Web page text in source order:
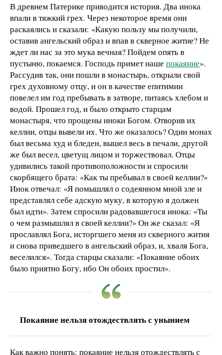
В древнем Патерике приводится история. Два инока
впали в тяжкий грех. Через некоторое время они
раскаялись и сказали: «Какую пользу мы получили,
оставив ангельский образ и впав в скверное житие? Не
ждет ли нас за это мука вечная? Пойдем опять в
пустыню, покаемся. Господь примет наше покаяние».
Рассудив так, они пошли в монастырь, открыли свой
грех духовному отцу, и он в качестве епитимии
повелел им год пребывать в затворе, питаясь хлебом и
водой. Прошел год, и было открыто старцам
монастыря, что прощены иноки Богом. Отворив их
келлии, отцы вывели их. Что же оказалось? Один монах
был весьма худ и бледен, вышел весь в печали, другой
же был весел, цветущ лицом и торжествовал. Отцы
удивились такой противоположности и спросили
скорбящего брата: «Как ты пребывал в своей келлии?»
Инок отвечал: «Я помышлял о содеянном мной зле и
представлял себе адскую муку, в которую я должен
был идти». Затем спросили радовавшегося инока: «Ты
о чем размышлял в своей келлии?» Он же сказал: «Я
прославлял Бога, исторгшего меня из скверного жития
и снова приведшего в ангельский образ, и, хваля Бога,
веселился». Тогда старцы сказали: «Покаяние обоих
было приятно Богу, ибо Он обоих простил».
Покаяние нельзя отождествлять с унынием
Как важно понять: покаяние нельзя отождествлять с